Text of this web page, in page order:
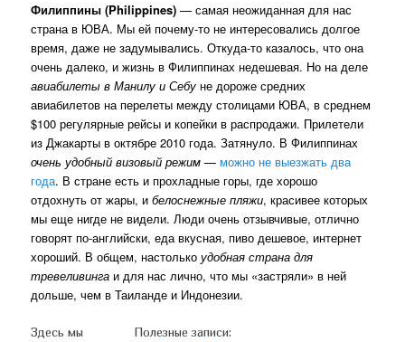
Филиппины (Philippines) — самая неожиданная для нас
страна в ЮВА. Мы ей почему-то не интересовались долгое
время, даже не задумывались. Откуда-то казалось, что она
очень далеко, и жизнь в Филиппинах недешевая. Но на деле
авиабилеты в Манилу и Себу не дороже средних
авиабилетов на перелеты между столицами ЮВА, в среднем
$100 регулярные рейсы и копейки в распродажи. Прилетели
из Джакарты в октябре 2010 года. Затянуло. В Филиппинах
очень удобный визовый режим — можно не выезжать два
года. В стране есть и прохладные горы, где хорошо
отдохнуть от жары, ибелоснежные пляжи, красивее которых
мы еще нигде не видели. Люди очень отзывчивые, отлично
говорят по-английски, еда вкусная, пиво дешевое, интернет
хороший. В общем, настолькоудобная страна для
тревеливинга и для нас лично, что мы «застряли» в ней
дольше, чем в Таиланде и Индонезии.
Здесь мы
Полезные записи: